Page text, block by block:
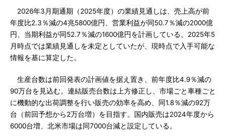
2026年3月期通期（2025年度）の業績見通しは、売上高が前
年度比2.3％減の4兆5800億円、営業利益が同50.7％減の2000億
円、当期利益が同52.7％減の1600億円を計画している。2025年5
月時点では業績見通しを未定としていたが、現時点で入手可能な
情報を基に算定した。
生産台数は前回発表の計画値を据え置き、前年度比4.9％減の
90万台を見込む。連結販売台数は上方修正し、市場ごと車種ごと
に機動的な出荷調整を行い販売の効率を高め、同1.8％減の92万
台（前回予想から2万台増）を目指す。国内販売は2024年度から
6000台増、北米市場は同7000台減と設定している。